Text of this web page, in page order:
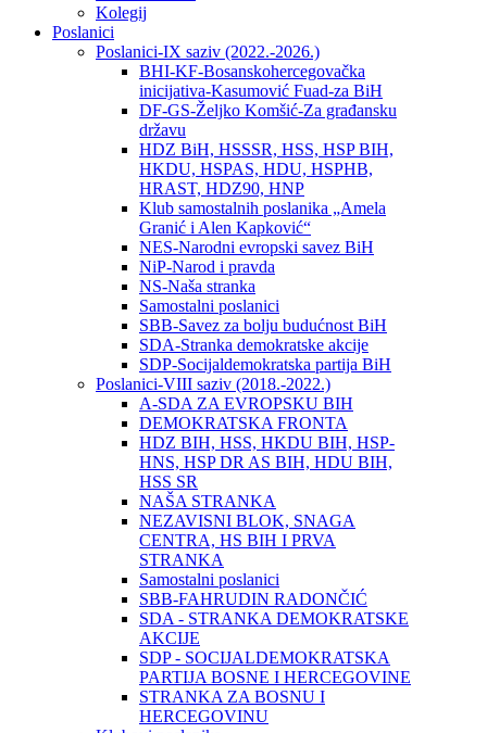
Kolegij
Poslanici
Poslanici-IX saziv (2022.-2026.)
BHI-KF-Bosanskohercegovačka
inicijativa-Kasumović Fuad-za BiH
DF-GS-Željko Komšić-Za građansku
državu
HDZ BiH, HSSSR, HSS, HSP BIH,
HKDU, HSPAS, HDU, HSPHB,
HRAST, HDZ90, HNP
Klub samostalnih poslanika „Amela
Granić i Alen Kapković“
NES-Narodni evropski savez BiH
NiP-Narod i pravda
NS-Naša stranka
Samostalni poslanici
SBB-Savez za bolju budućnost BiH
SDA-Stranka demokratske akcije
SDP-Socijaldemokratska partija BiH
Poslanici-VIII saziv (2018.-2022.)
A-SDA ZA EVROPSKU BIH
DEMOKRATSKA FRONTA
HDZ BIH, HSS, HKDU BIH, HSP-
HNS, HSP DR AS BIH, HDU BIH,
HSS SR
NAŠA STRANKA
NEZAVISNI BLOK, SNAGA
CENTRA, HS BIH I PRVA
STRANKA
Samostalni poslanici
SBB-FAHRUDIN RADONČIĆ
SDA - STRANKA DEMOKRATSKE
AKCIJE
SDP - SOCIJALDEMOKRATSKA
PARTIJA BOSNE I HERCEGOVINE
STRANKA ZA BOSNU I
HERCEGOVINU